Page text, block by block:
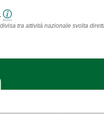
tra attività nazionale svolta